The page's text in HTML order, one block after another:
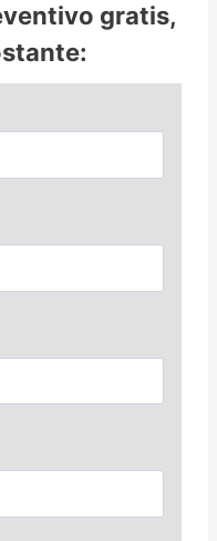
gratis,